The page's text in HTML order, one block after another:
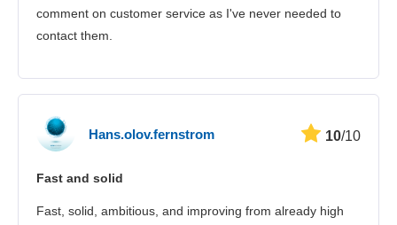
comment on customer service as I've never needed to
contact them.
Hans.olov.fernstrom 10/10
Fast and solid
Fast, solid, ambitious, and improving from already high